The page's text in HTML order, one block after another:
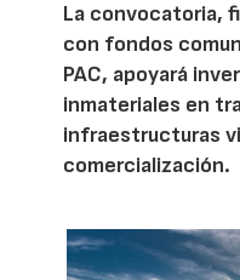
La convocatoria,
con fondos
PAC, apoyará
inmateriales en
infraestructuras
comercialización.